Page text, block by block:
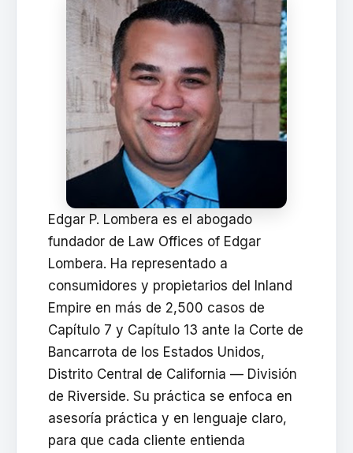
Edgar P. Lombera es el abogado
fundador de Law Offices of Edgar
Lombera. Ha representado a
consumidores y propietarios del Inland
Empire en más de 2,500 casos de
Capítulo 7 y Capítulo 13 ante la Corte de
Bancarrota de los Estados Unidos,
Distrito Central de California — División
de Riverside. Su práctica se enfoca en
asesoría práctica y en lenguaje claro,
para que cada cliente entienda